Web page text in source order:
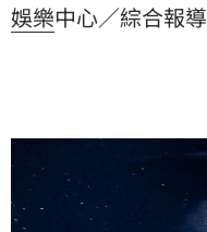
娛樂中心／綜合報導